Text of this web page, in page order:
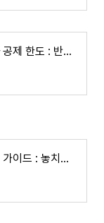
연말정산 월세 공제 조건과 공제 한도 : 반드시 알아야 할 필수 정보
연말정산 의료비 공제 완벽 가이드 : 놓치지 말아야 할 혜택 총정리!